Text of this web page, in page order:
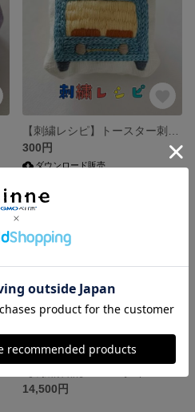
300円
ダウンロード販売
14,500円